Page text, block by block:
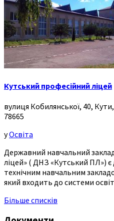
Кутський професійний ліцей
вулиця Кобилянської, 40,
78665
уОсвіта
Державний навчальний
ліцей» ( ДНЗ «Кутський ПЛ»)
технічним навчальним
який входить до системи
Більше списків